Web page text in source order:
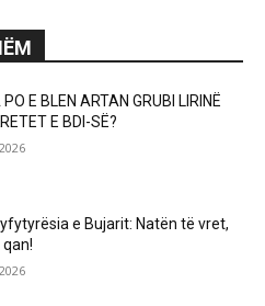
PO E BLEN ARTAN GRUBI LIRINË
E BDI-SË?
e Bujarit: Natën të vret,